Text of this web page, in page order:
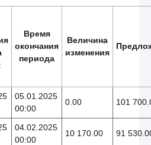
Время
окончания
периода
Величина
изменения
05.01.2025
00:00
0.00 101
04.02.2025
00:00
10 170.00 91